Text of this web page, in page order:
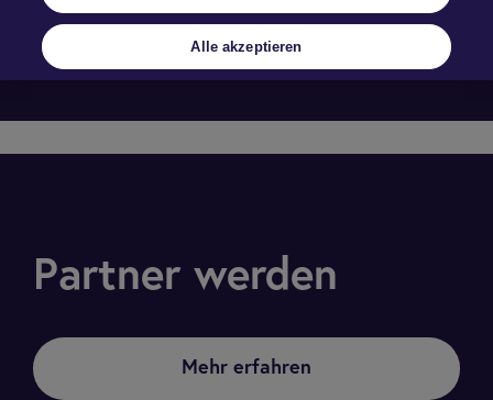
Partner werden
Mehr erfahren
Alle akzeptieren